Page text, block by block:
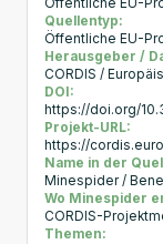
Öffentliche EU-
Quellentyp:
Öffentliche EU-
Herausgeber /
CORDIS /
DOI:
https://doi.org/
Projekt-URL:
https://
Name in der
Minespider /
Wo Minespider
CORDIS-
Themen: